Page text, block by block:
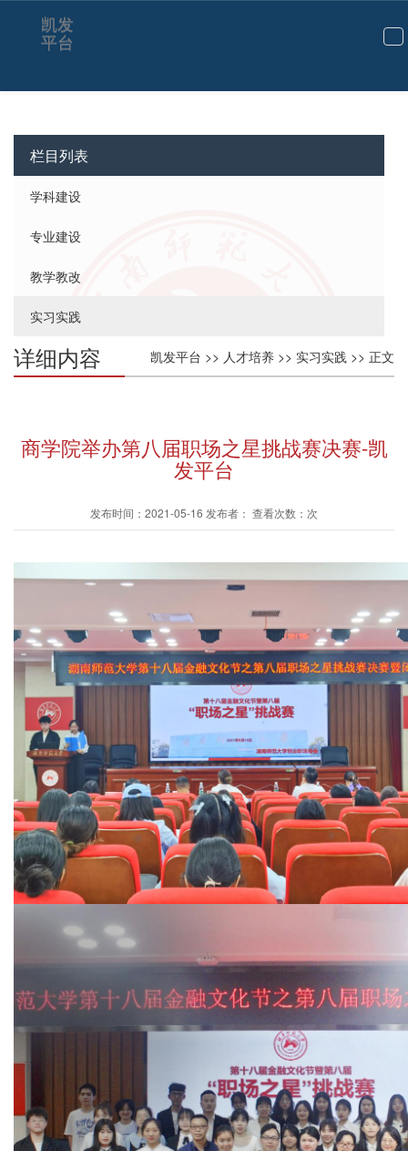
切
航
凯发
平台
栏目列表
学科建设
专业建设
教学教改
实习实践
凯发平台 >> 人才培养 >> 实习实践 >> 正文
详细内容
商学院举办第八届职场之星挑战赛决赛-凯
发平台
发布时间：2021-05-16 发布者： 查看次数：次